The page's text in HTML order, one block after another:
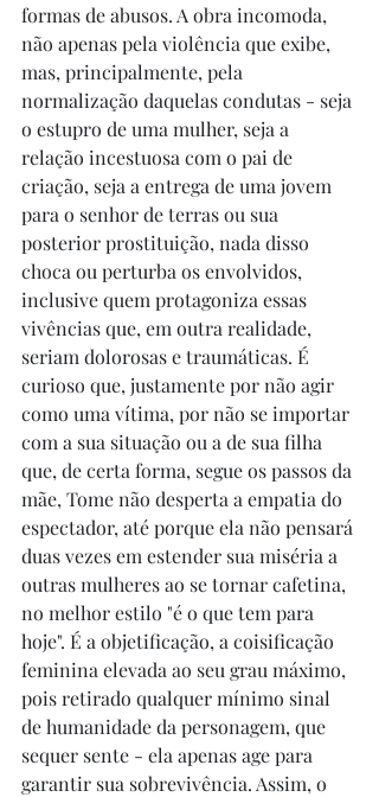
formas de abusos. A obra incomoda,
não apenas pela violência que exibe,
mas, principalmente, pela
normalização daquelas condutas - seja
o estupro de uma mulher, seja a
relação incestuosa com o pai de
criação, seja a entrega de uma jovem
para o senhor de terras ou sua
posterior prostituição, nada disso
choca ou perturba os envolvidos,
inclusive quem protagoniza essas
vivências que, em outra realidade,
seriam dolorosas e traumáticas. É
curioso que, justamente por não agir
como uma vítima, por não se importar
com a sua situação ou a de sua filha
que, de certa forma, segue os passos da
mãe, Tome não desperta a empatia do
espectador, até porque ela não pensará
duas vezes em estender sua miséria a
outras mulheres ao se tornar cafetina,
no melhor estilo "é o que tem para
hoje". É a objetificação, a coisificação
feminina elevada ao seu grau máximo,
pois retirado qualquer mínimo sinal
de humanidade da personagem, que
sequer sente - ela apenas age para
garantir sua sobrevivência. Assim, o